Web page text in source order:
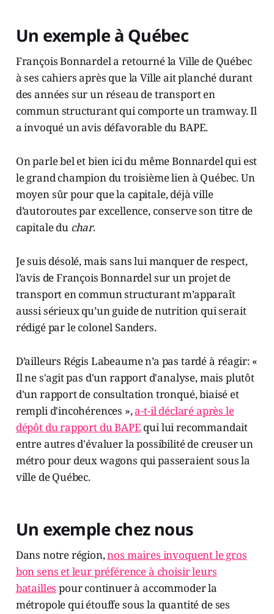
Un exemple à Québec
François Bonnardel a retourné la Ville de Québec
à ses cahiers après que la Ville ait planché durant
des années sur un réseau de transport en
commun structurant qui comporte un tramway. Il
a invoqué un avis défavorable du BAPE.
On parle bel et bien ici du même Bonnardel qui est
le grand champion du troisième lien à Québec. Un
moyen sûr pour que la capitale, déjà ville
d’autoroutes par excellence, conserve son titre de
capitale du char.
Je suis désolé, mais sans lui manquer de respect,
l’avis de François Bonnardel sur un projet de
transport en commun structurant m’apparaît
aussi sérieux qu’un guide de nutrition qui serait
rédigé par le colonel Sanders.
D’ailleurs Régis Labeaume n’a pas tardé à réagir: «
Il ne s'agit pas d'un rapport d'analyse, mais plutôt
d'un rapport de consultation tronqué, biaisé et
rempli d'incohérences »,a-t-il déclaré après le
dépôt du rapport du BAPE qui lui recommandait
entre autres d'évaluer la possibilité de creuser un
métro pour deux wagons qui passeraient sous la
ville de Québec.
Un exemple chez nous
Dans notre région,nos maires invoquent le gros
bon sens et leur préférence à choisir leurs
batailles pour continuer à accommoder la
métropole qui étouffe sous la quantité de ses